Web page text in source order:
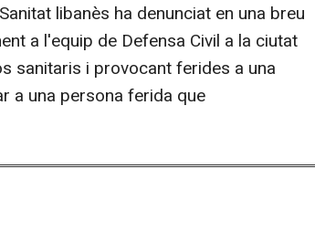
libanès ha denunciat en una breu
a l'equip de Defensa Civil a la ciutat
sanitaris i provocant ferides a una
a una persona ferida que